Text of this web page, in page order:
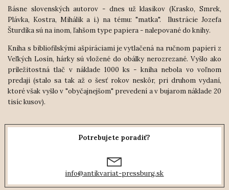
Básne slovenských autorov - dnes už klasikov (Krasko, Smrek,
Plávka, Kostra, Mihálik a i.) na tému: "matka". Ilustrácie Jozefa
Šturdíka sú na inom, ľahšom type papiera - nalepované do knihy.
Kniha s bibliofilskými ašpiráciami je vytlačená na ručnom papieri z
Veľkých Losín, hárky sú vložené do obálky nerozrezané. Vyšlo ako
príležitostná tlač v náklade 1000 ks - kniha nebola vo voľnom
predaji (stalo sa tak až o šesť rokov neskôr, pri druhom vydaní,
ktoré však vyšlo v "obyčajnejšom" prevedení a v bujarom náklade 20
tisíc kusov).
Potrebujete poradiť?
info@antikvariat-pressburg.sk